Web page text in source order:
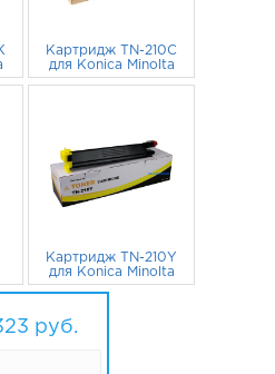
Картридж TN-210C
для Konica Minolta
Bizhub C250, C252,
Картридж TN-210Y
для Konica Minolta
Bizhub C250, C252,
руб.